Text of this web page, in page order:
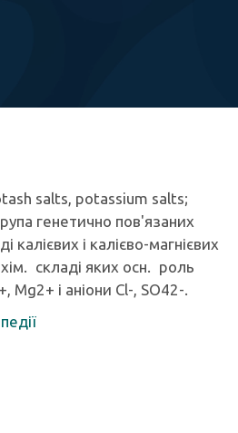
salts, potassium salts;
генетично пов'язаних
калієвих і калієво-магнієвих
хім. складі яких осн. роль
Mg2+ і аніони Cl-, SO42-.